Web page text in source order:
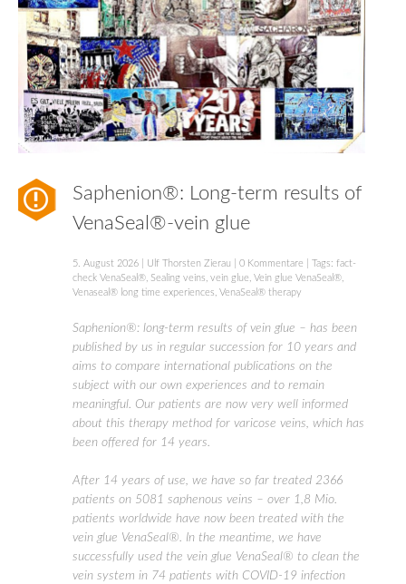
Saphenion®: Long-term results of
VenaSeal®-vein glue
5. August 2026 Ulf Thorsten Zierau 0 Kommentare | Tags: fact-
check VenaSeal® Sealing veins vein glue Vein glue VenaSeal®
Venaseal® long time experiences VenaSeal® therapy
Saphenion®: long-term results of vein glue – has been
published by us in regular succession for 10 years and
aims to compare international publications on the
subject with our own experiences and to remain
meaningful. Our patients are now very well informed
about this therapy method for varicose veins, which has
been offered for 14 years.
After 14 years of use, we have so far treated 2366
patients on 5081 saphenous veins – over 1,8 Mio.
patients worldwide have now been treated with the
vein glue VenaSeal®. In the meantime, we have
successfully used the vein glue VenaSeal® to clean the
vein system in 74 patients with COVID-19 infection